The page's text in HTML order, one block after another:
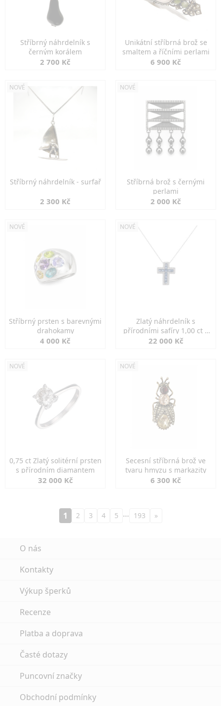
Stříbrný náhrdelník s
černým korálem
2 700 Kč
Unikátní stříbrná brož se
smaltem a říčními perlami
6 900 Kč
NOVÉ
Stříbrný náhrdelník - surfař
2 300 Kč
NOVÉ
Stříbrná brož s černými
perlami
2 000 Kč
NOVÉ
Stříbrný prsten s barevnými
drahokamy
4 000 Kč
NOVÉ
Zlatý náhrdelník s
přírodními safíry 1,00 ct a
diamanty
22 000 Kč
NOVÉ
0,75 ct Zlatý solitérní prsten
s přírodním diamantem
32 000 Kč
NOVÉ
Secesní stříbrná brož ve
tvaru hmyzu s markazity
6 300 Kč
1 2 3 4 5 … 193 »
O nás
Kontakty
Výkup šperků
Recenze
Platba a doprava
Časté dotazy
Puncovní značky
Obchodní podmínky